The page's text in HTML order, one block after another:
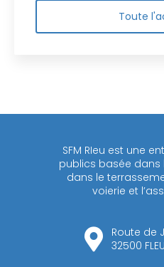
Toute
SFM RIeu est une
publics basée dans
dans le
voierie et
Route de
32500